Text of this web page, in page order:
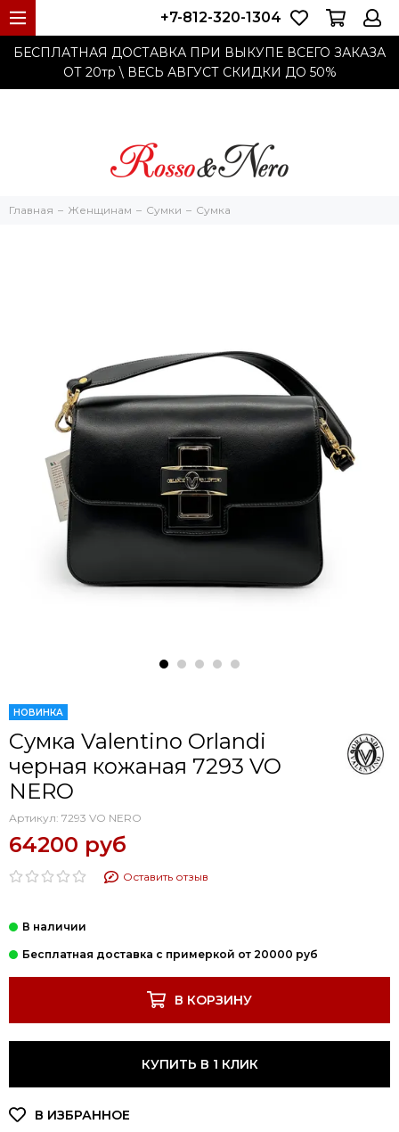
БЕСПЛАТНАЯ ДОСТАВКА ПРИ ВЫКУПЕ ВСЕГО ЗАКАЗА
ОТ 20тр \ ВЕСЬ АВГУСТ СКИДКИ ДО 50%
+7-812-320-1304
Главная Женщинам Cумки Сумка
НОВИНКА
Сумка Valentino Orlandi
черная кожаная 7293 VO
NERO
Артикул: 7293 VO NERO
64200 руб
Оставить отзыв
В КОРЗИНУ
КУПИТЬ В 1 КЛИК